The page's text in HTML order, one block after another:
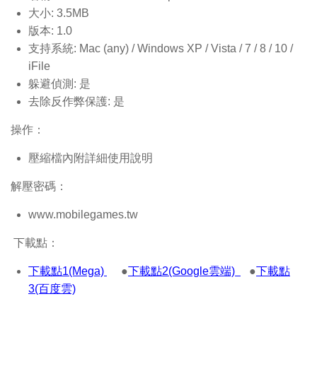
大小: 3.5MB
版本: 1.0
支持系統: Mac (any) / Windows XP / Vista / 7 / 8 / 10 /
iFile
躲避偵測: 是
去除反作弊保護: 是
操作：
壓縮檔內附詳細使用說明
解壓密碼：
www.mobilegames.tw
下載點：
下載點1(Mega) ●下載點2(Google雲端) ●下載點
3(百度雲)